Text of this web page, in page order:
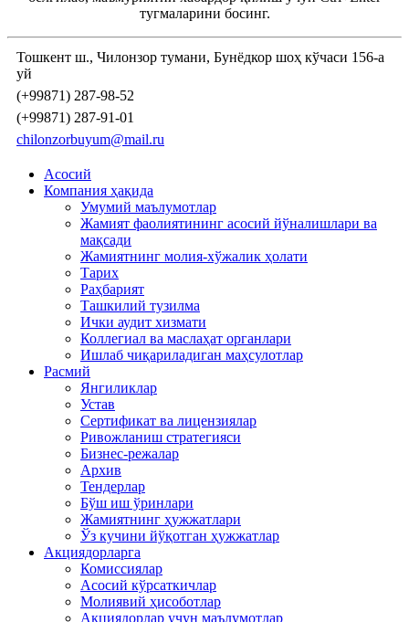
тугмаларини босинг.
Тошкент ш., Чилонзор тумани, Бунёдкор шоҳ кўчаси 156-а
уй
(+99871) 287-98-52
(+99871) 287-91-01
chilonzorbuyum@mail.ru
Асосий
Компания ҳақида
Умумий маълумотлар
Жамият фаолиятининг асосий йўналишлари ва
мақсади
Жамиятнинг молия-хўжалик ҳолати
Тарих
Раҳбарият
Ташкилий тузилма
Ички аудит хизмати
Коллегиал ва маслаҳат органлари
Ишлаб чиқариладиган маҳсулотлар
Расмий
Янгиликлар
Устав
Сертификат ва лицензиялар
Ривожланиш стратегияси
Бизнес-режалар
Архив
Тендерлар
Бўш иш ўринлари
Жамиятнинг ҳужжатлари
Ўз кучини йўқотган ҳужжатлар
Акциядорларга
Комиссиялар
Асосий кўрсаткичлар
Молиявий ҳисоботлар
Акциядорлар учун маълумотлар